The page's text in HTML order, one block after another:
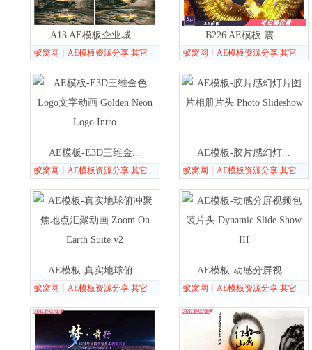
A13 AE模板企业城...
蚁窝网丨AE模板资源分享 其它
B226 AE模板 震...
蚁窝网丨AE模板资源分享 其它
AE模板-E3D三维金...
蚁窝网丨AE模板资源分享 其它
AE模板-胶片感幻灯...
蚁窝网丨AE模板资源分享 其它
AE模板-真实地球俯...
蚁窝网丨AE模板资源分享 其它
AE模板-动感分屏视...
蚁窝网丨AE模板资源分享 其它